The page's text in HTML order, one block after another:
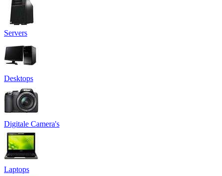
Servers
Desktops
Digitale Camera's
Laptops